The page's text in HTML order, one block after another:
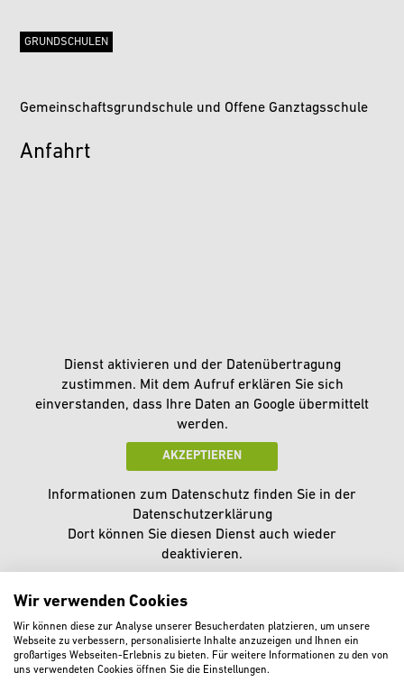
GRUNDSCHULEN
Gemeinschaftsgrundschule und Offene Ganztagsschule
Anfahrt
Dienst aktivieren und der Datenübertragung
zustimmen. Mit dem Aufruf erklären Sie sich
einverstanden, dass Ihre Daten an Google übermittelt
werden.
AKZEPTIEREN
Informationen zum Datenschutz finden Sie in der
Datenschutzerklärung
Dort können Sie diesen Dienst auch wieder
deaktivieren.
Wir verwenden Cookies
Wir können diese zur Analyse unserer Besucherdaten platzieren, um unsere
Webseite zu verbessern, personalisierte Inhalte anzuzeigen und Ihnen ein
großartiges Webseiten-Erlebnis zu bieten. Für weitere Informationen zu den von
uns verwendeten Cookies öffnen Sie die Einstellungen.